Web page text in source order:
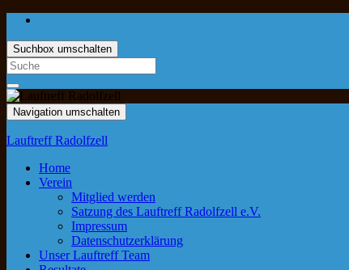
Suchbox umschalten
Navigation umschalten
Lauftreff Radolfzell
Home
Verein
Mitglied werden
Satzung des Lauftreff Radolfzell e.V.
Impressum
Datenschutzerklärung
Unser Lauftreff Team